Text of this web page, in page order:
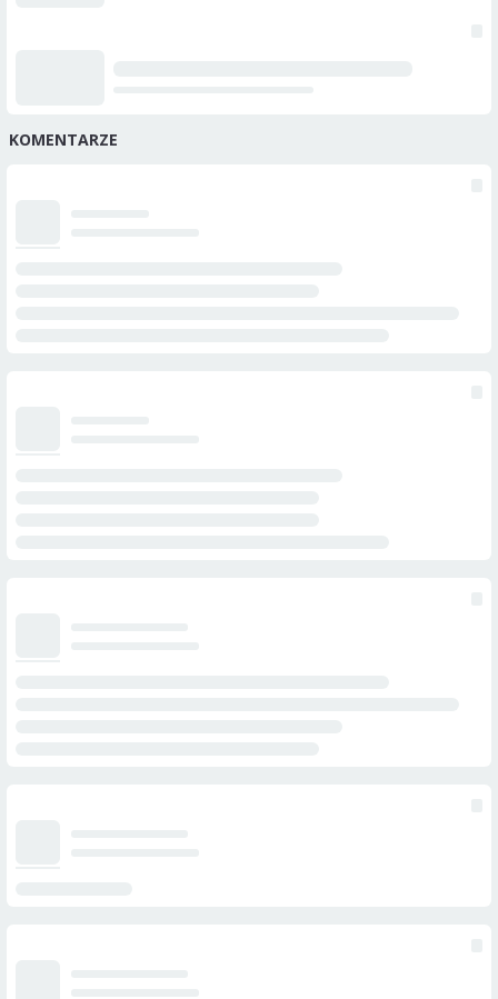
KOMENTARZE